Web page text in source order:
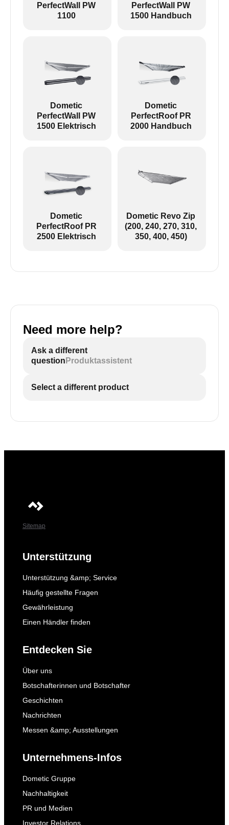
Links: PW1100 --- Rechts: Andere Vorzelte
Revo zip ist eine Sackmarkise ohne Arme.
PerfectWall PW
1100
PerfectWall PW
1500 Handbuch
Dometic
PerfectWall PW
1500 Elektrisch
Dometic
PerfectRoof PR
2000 Handbuch
Dometic
PerfectRoof PR
2500 Elektrisch
Dometic Revo Zip
(200, 240, 270, 310,
350, 400, 450)
Need more help?
Ask a different
question Produktassistent
Select a different product
Sitemap
Unterstützung
Unterstützung &amp; Service
Häufig gestellte Fragen
Gewährleistung
Einen Händler finden
Entdecken Sie
Über uns
Botschafterinnen und Botschafter
Geschichten
Nachrichten
Messen &amp; Ausstellungen
Unternehmens-Infos
Dometic Gruppe
Nachhaltigkeit
PR und Medien
Investor Relations